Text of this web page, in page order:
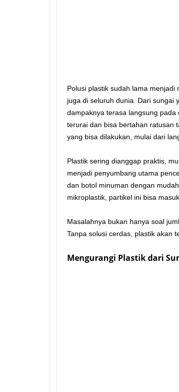
Polusi plastik sudah lama
juga di seluruh dunia. Dari sungai
dampaknya terasa langsung
terurai dan bisa bertahan ratusan
yang bisa dilakukan, mulai dari
Plastik sering dianggap praktis,
menjadi penyumbang utama
dan botol minuman dengan
mikroplastik, partikel ini bisa
Masalahnya bukan hanya soal
Tanpa solusi cerdas, plastik akan
Mengurangi Plastik dari